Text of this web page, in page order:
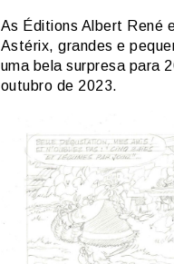
As Éditions Albert René
Astérix, grandes e
uma bela surpresa para
outubro de 2023.